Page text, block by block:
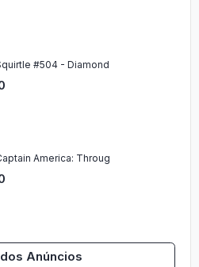
#504 - Diamond
America: Throug
Anúncios